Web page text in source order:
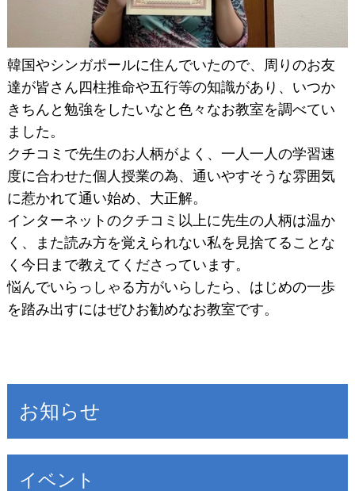
韓国やシンガポールに住んでいたので、周りのお友
達が皆さん四柱推命や五行等の知識があり、いつか
きちんと勉強をしたいなと色々なお教室を調べてい
ました。
クチコミで先生のお人柄がよく、一人一人の学習速
度に合わせた個人授業の為、通いやすそうな雰囲気
に惹かれて通い始め、大正解。
インターネットのクチコミ以上に先生の人柄は温か
く、また読み方を覚えられない私を見捨てることな
く今日まで教えてくださっています。
悩んでいらっしゃる方がいらしたら、はじめの一歩
を踏み出すにはぜひお勧めなお教室です。
お知らせ
イベント